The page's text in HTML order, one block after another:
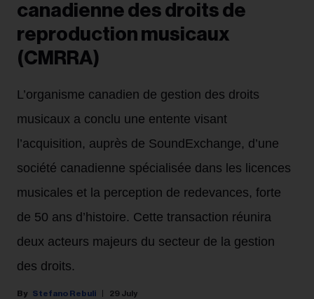
canadienne des droits de
reproduction musicaux
(CMRRA)
L’organisme canadien de gestion des droits
musicaux a conclu une entente visant
l’acquisition, auprès de SoundExchange, d’une
société canadienne spécialisée dans les licences
musicales et la perception de redevances, forte
de 50 ans d’histoire. Cette transaction réunira
deux acteurs majeurs du secteur de la gestion
des droits.
Stefano Rebuli 29 July